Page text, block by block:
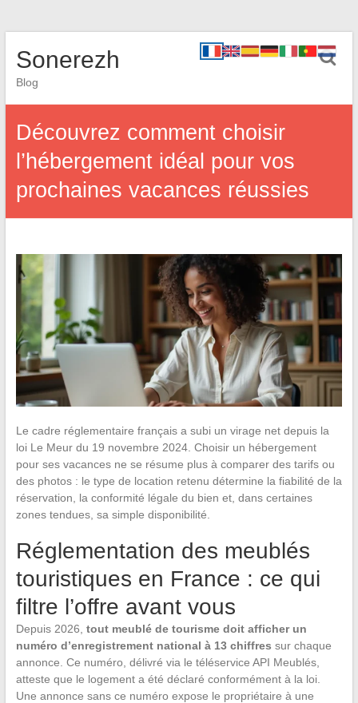
Sonerezh
Blog
Découvrez comment choisir
l’hébergement idéal pour vos
prochaines vacances réussies
Le cadre réglementaire français a subi un virage net depuis la
loi Le Meur du 19 novembre 2024. Choisir un hébergement
pour ses vacances ne se résume plus à comparer des tarifs ou
des photos : le type de location retenu détermine la fiabilité de la
réservation, la conformité légale du bien et, dans certaines
zones tendues, sa simple disponibilité.
Réglementation des meublés
touristiques en France : ce qui
filtre l’offre avant vous
Depuis 2026, tout meublé de tourisme doit afficher un
numéro d’enregistrement national à 13 chiffres sur chaque
annonce. Ce numéro, délivré via le téléservice API Meublés,
atteste que le logement a été déclaré conformément à la loi.
Une annonce sans ce numéro expose le propriétaire à une